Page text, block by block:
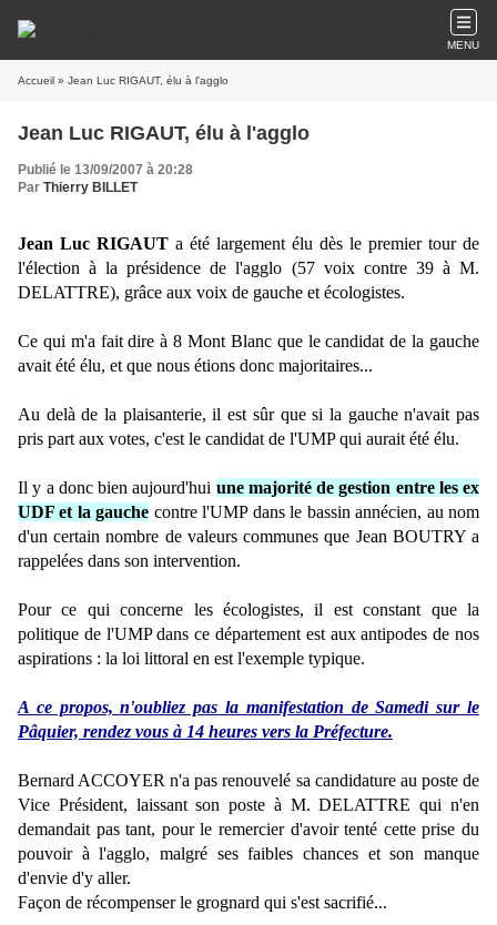
MENU
Accueil » Jean Luc RIGAUT, élu à l'agglo
Jean Luc RIGAUT, élu à l'agglo
Publié le 13/09/2007 à 20:28
Par Thierry BILLET
Jean Luc RIGAUT a été largement élu dès le premier tour de
l'élection à la présidence de l'agglo (57 voix contre 39 à M.
DELATTRE), grâce aux voix de gauche et écologistes.
Ce qui m'a fait dire à 8 Mont Blanc que le candidat de la gauche
avait été élu, et que nous étions donc majoritaires...
Au delà de la plaisanterie, il est sûr que si la gauche n'avait pas
pris part aux votes, c'est le candidat de l'UMP qui aurait été élu.
Il y a donc bien aujourd'hui une majorité de gestion entre les ex
UDF et la gauche contre l'UMP dans le bassin annécien, au nom
d'un certain nombre de valeurs communes que Jean BOUTRY a
rappelées dans son intervention.
Pour ce qui concerne les écologistes, il est constant que la
politique de l'UMP dans ce département est aux antipodes de nos
aspirations : la loi littoral en est l'exemple typique.
A ce propos, n'oubliez pas la manifestation de Samedi sur le
Pâquier, rendez vous à 14 heures vers la Préfecture.
Bernard ACCOYER n'a pas renouvelé sa candidature au poste de
Vice Président, laissant son poste à M. DELATTRE qui n'en
demandait pas tant, pour le remercier d'avoir tenté cette prise du
pouvoir à l'agglo, malgré ses faibles chances et son manque
d'envie d'y aller.
Façon de récompenser le grognard qui s'est sacrifié...